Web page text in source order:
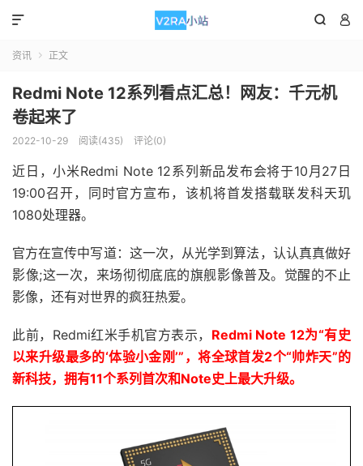
 

资讯  正文
Redmi Note 12系列看点汇总！网友：千元机
卷起来了
2022-10-29 阅读(435) 评论(0)
近日，小米Redmi Note 12系列新品发布会将于10月27日
19:00召开，同时官方宣布，该机将首发搭载联发科天玑
1080处理器。
官方在宣传中写道：这一次，从光学到算法，认认真真做好
影像;这一次，来场彻彻底底的旗舰影像普及。觉醒的不止
影像，还有对世界的疯狂热爱。
此前，Redmi红米手机官方表示， Redmi Note 12为“有史
以来升级最多的‘体验小金刚’”，将全球首发2个“帅炸天”的
新科技，拥有11个系列首次和Note史上最大升级。